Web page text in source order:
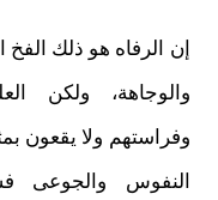
إن الرفاه هو ذلك
والوجاهة، ولكن
وفراستهم ولا يقعون
النفوس والجوعى